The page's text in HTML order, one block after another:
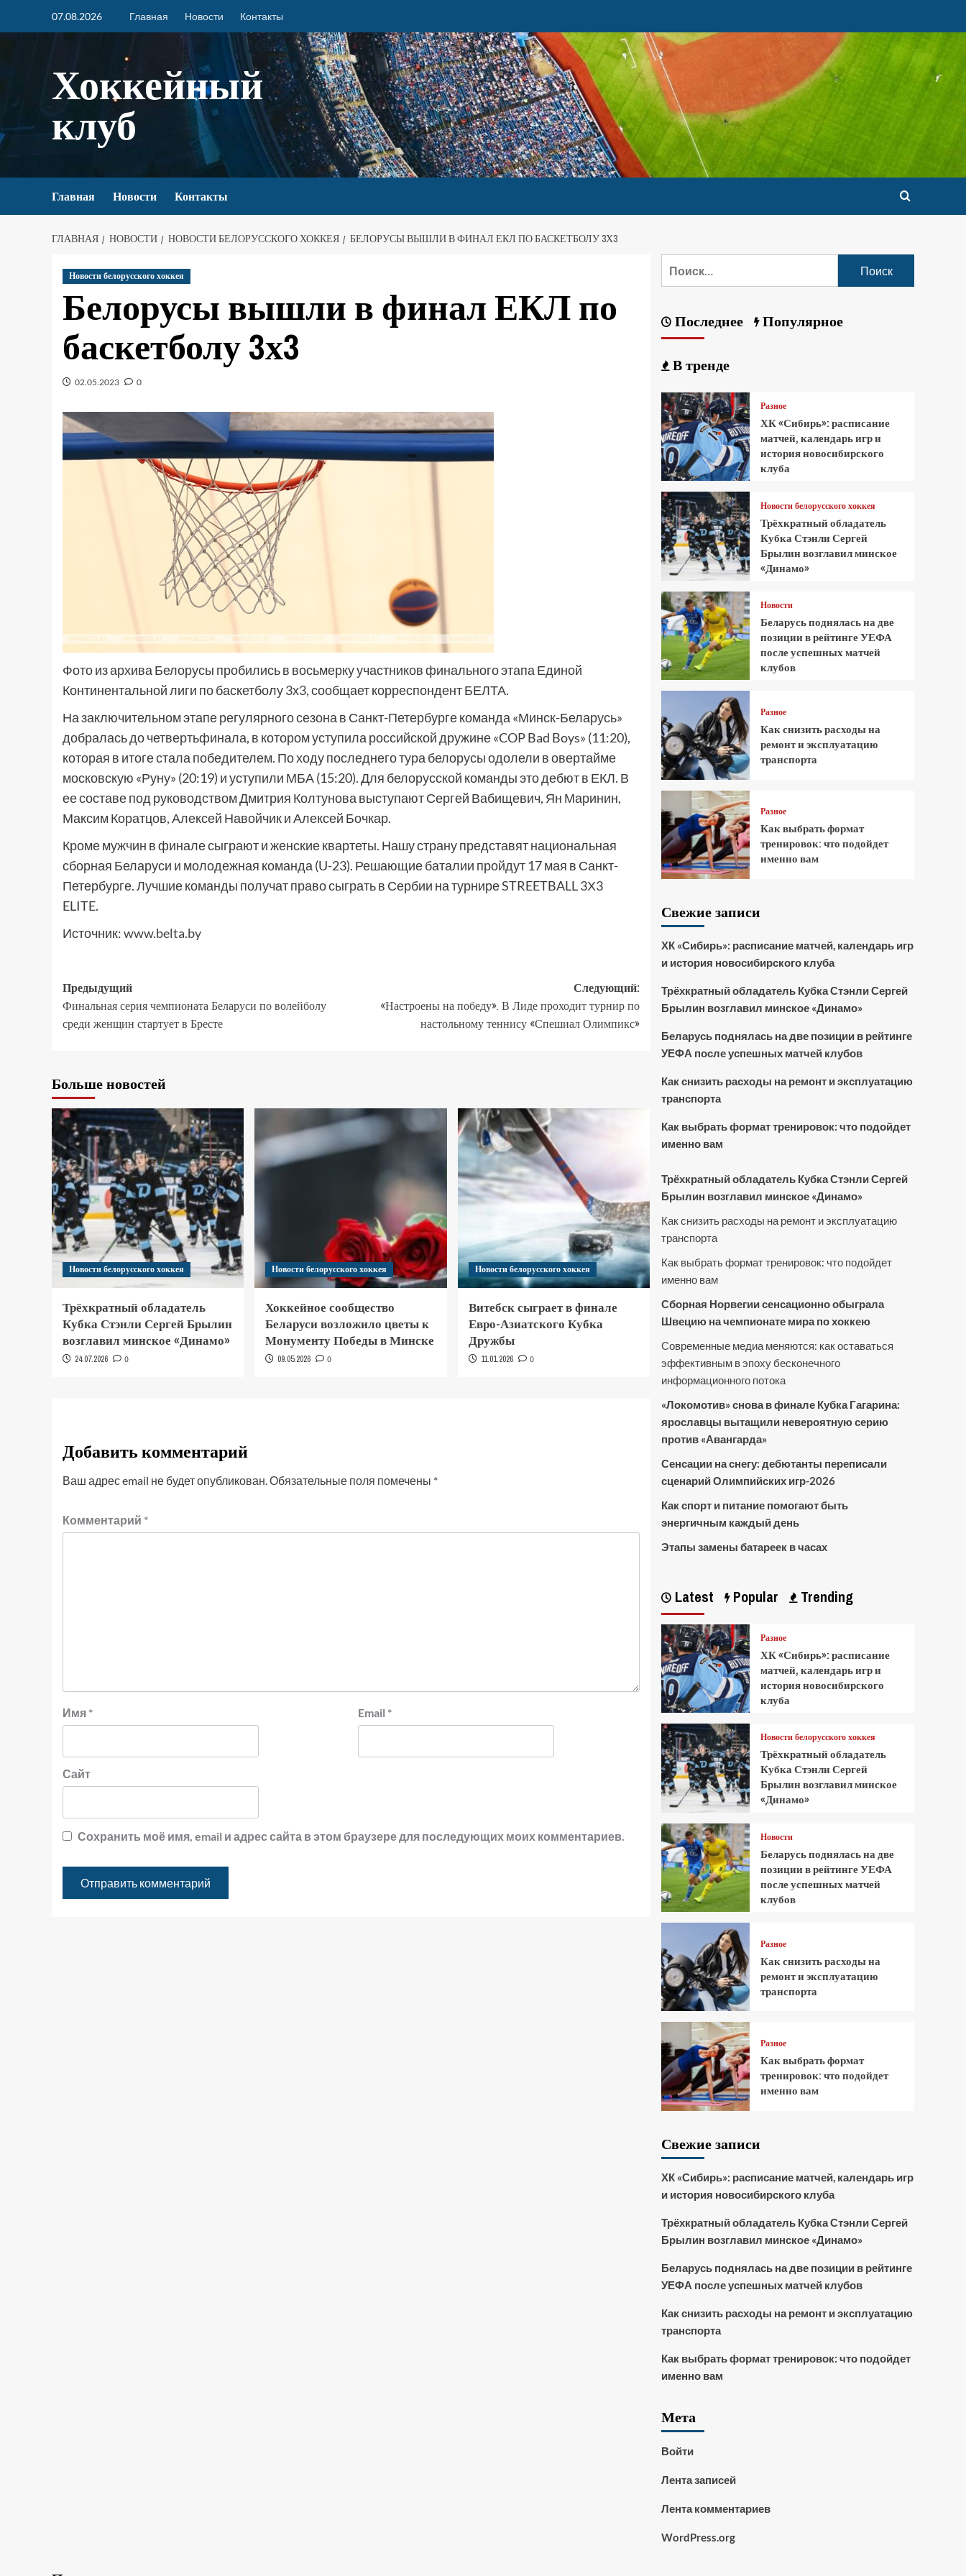
07.08.2026 Главная Новости Контакты
Хоккейный
клуб
Главная Новости Контакты
ГЛАВНАЯ НОВОСТИ НОВОСТИ БЕЛОРУССКОГО ХОККЕЯ БЕЛОРУСЫ ВЫШЛИ В ФИНАЛ ЕКЛ ПО БАСКЕТБОЛУ 3Х3
Новости белорусского хоккея
Белорусы вышли в финал ЕКЛ по
баскетболу 3х3
02.05.2023 0
Фото из архива Белорусы пробились в восьмерку участников финального этапа Единой
Континентальной лиги по баскетболу 3х3, сообщает корреспондент БЕЛТА.
На заключительном этапе регулярного сезона в Санкт-Петербурге команда «Минск-Беларусь»
добралась до четвертьфинала, в котором уступила российской дружине «COP Bad Boys» (11:20),
которая в итоге стала победителем. По ходу последнего тура белорусы одолели в овертайме
московскую «Руну» (20:19) и уступили МБА (15:20). Для белорусской команды это дебют в ЕКЛ. В
ее составе под руководством Дмитрия Колтунова выступают Сергей Вабищевич, Ян Маринин,
Максим Коратцов, Алексей Навойчик и Алексей Бочкар.
Кроме мужчин в финале сыграют и женские квартеты. Нашу страну представят национальная
сборная Беларуси и молодежная команда (U-23). Решающие баталии пройдут 17 мая в Санкт-
Петербурге. Лучшие команды получат право сыграть в Сербии на турнире STREETBALL 3Х3
ELITE.
Источник:www.belta.by
Предыдущий
Финальная серия чемпионата Беларуси по волейболу
среди женщин стартует в Бресте
Следующий:
«Настроены на победу». В Лиде проходит турнир по
настольному теннису «Спешиал Олимпикс»
Больше новостей
Новости белорусского хоккея
Трёхкратный обладатель
Кубка Стэнли Сергей Брылин
возглавил минское «Динамо»
24.07.2026 0
Новости белорусского хоккея
Хоккейное сообщество
Беларуси возложило цветы к
Монументу Победы в Минске
09.05.2026 0
Новости белорусского хоккея
Витебск сыграет в финале
Евро-Азиатского Кубка
Дружбы
11.01.2026 0
Добавить комментарий
Ваш адрес email не будет опубликован.Обязательные поля помечены *
Комментарий *
Имя * Email *
Сайт
Сохранить моё имя, email и адрес сайта в этом браузере для последующих моих комментариев.
Последнее Популярное
В тренде
Разное
ХК «Сибирь»: расписание
матчей, календарь игр и
история новосибирского
клуба
Новости белорусского хоккея
Трёхкратный обладатель
Кубка Стэнли Сергей
Брылин возглавил минское
«Динамо»
Новости
Беларусь поднялась на две
позиции в рейтинге УЕФА
после успешных матчей
клубов
Разное
Как снизить расходы на
ремонт и эксплуатацию
транспорта
Разное
Как выбрать формат
тренировок: что подойдет
именно вам
Свежие записи
ХК «Сибирь»: расписание матчей, календарь игр
и история новосибирского клуба
Трёхкратный обладатель Кубка Стэнли Сергей
Брылин возглавил минское «Динамо»
Беларусь поднялась на две позиции в рейтинге
УЕФА после успешных матчей клубов
Как снизить расходы на ремонт и эксплуатацию
транспорта
Как выбрать формат тренировок: что подойдет
именно вам
Трёхкратный обладатель Кубка Стэнли Сергей
Брылин возглавил минское «Динамо»
Как снизить расходы на ремонт и эксплуатацию
транспорта
Как выбрать формат тренировок: что подойдет
именно вам
Сборная Норвегии сенсационно обыграла
Швецию на чемпионате мира по хоккею
Современные медиа меняются: как оставаться
эффективным в эпоху бесконечного
информационного потока
«Локомотив» снова в финале Кубка Гагарина:
ярославцы вытащили невероятную серию
против «Авангарда»
Сенсации на снегу: дебютанты переписали
сценарий Олимпийских игр-2026
Как спорт и питание помогают быть
энергичным каждый день
Этапы замены батареек в часах
Latest Popular Trending
Разное
ХК «Сибирь»: расписание
матчей, календарь игр и
история новосибирского
клуба
Новости белорусского хоккея
Трёхкратный обладатель
Кубка Стэнли Сергей
Брылин возглавил минское
«Динамо»
Новости
Беларусь поднялась на две
позиции в рейтинге УЕФА
после успешных матчей
клубов
Разное
Как снизить расходы на
ремонт и эксплуатацию
транспорта
Разное
Как выбрать формат
тренировок: что подойдет
именно вам
Свежие записи
ХК «Сибирь»: расписание матчей, календарь игр
и история новосибирского клуба
Трёхкратный обладатель Кубка Стэнли Сергей
Брылин возглавил минское «Динамо»
Беларусь поднялась на две позиции в рейтинге
УЕФА после успешных матчей клубов
Как снизить расходы на ремонт и эксплуатацию
транспорта
Как выбрать формат тренировок: что подойдет
именно вам
Мета
Войти
Лента записей
Лента комментариев
WordPress.org